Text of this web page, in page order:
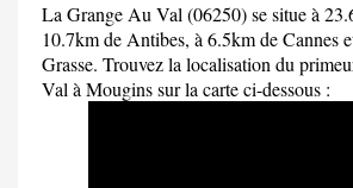
La Grange Au Val (06250) se situe à
10.7km de Antibes, à 6.5km de Cannes
Grasse. Trouvez la localisation du
Val à Mougins sur la carte ci-dessous :